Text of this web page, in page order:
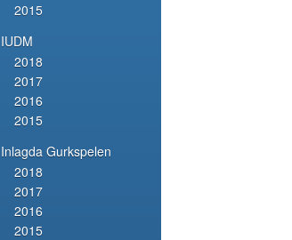
2015
IUDM
2018
2017
2016
2015
Inlagda Gurkspelen
2018
2017
2016
2015